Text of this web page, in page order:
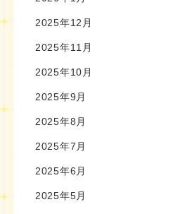
2025年12月
2025年11月
2025年10月
2025年9月
2025年8月
2025年7月
2025年6月
2025年5月